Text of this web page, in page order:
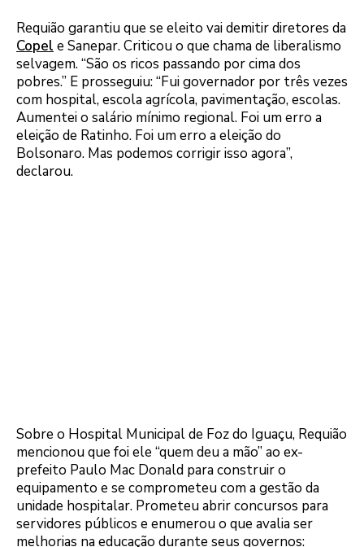
Requião garantiu que se eleito vai demitir diretores da
Copel e Sanepar. Criticou o que chama de liberalismo
selvagem. “São os ricos passando por cima dos
pobres.” E prosseguiu: “Fui governador por três vezes
com hospital, escola agrícola, pavimentação, escolas.
Aumentei o salário mínimo regional. Foi um erro a
eleição de Ratinho. Foi um erro a eleição do
Bolsonaro. Mas podemos corrigir isso agora”,
declarou.
Sobre o Hospital Municipal de Foz do Iguaçu, Requião
mencionou que foi ele “quem deu a mão” ao ex-
prefeito Paulo Mac Donald para construir o
equipamento e se comprometeu com a gestão da
unidade hospitalar. Prometeu abrir concursos para
servidores públicos e enumerou o que avalia ser
melhorias na educação durante seus governos: